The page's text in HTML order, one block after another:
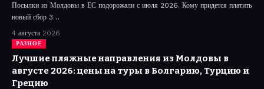
Посылки из Молдовы в ЕС подорожали с июля 2026. Кому придется платить
новый сбор 3…
4 августа 2026
РАЗНОЕ
Лучшие пляжные направления из Молдовы в
августе 2026: цены на туры в Болгарию, Турцию и
Грецию